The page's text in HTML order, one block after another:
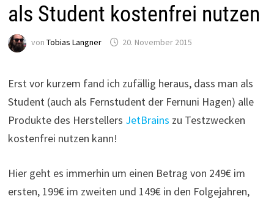
als Student kostenfrei nutzen
von Tobias Langner 20. November 2015
Erst vor kurzem fand ich zufällig heraus, dass man als
Student (auch als Fernstudent der Fernuni Hagen) alle
Produkte des Herstellers JetBrains zu Testzwecken
kostenfrei nutzen kann!
Hier geht es immerhin um einen Betrag von 249€ im
ersten, 199€ im zweiten und 149€ in den Folgejahren,